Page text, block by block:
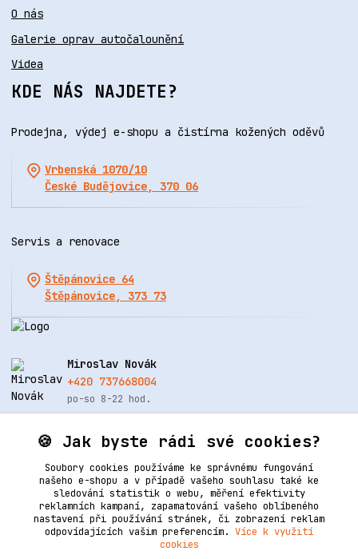
O nás
Galerie oprav autočalounění
Videa
KDE NÁS NAJDETE?
Prodejna, výdej e-shopu a čistírna kožených oděvů
Vrbenská 1070/10
České Budějovice, 370 06
Servis a renovace
Štěpánovice 64
Štěpánovice, 373 73
Miroslav Novák
+420 737668004
po-so 8-22 hod.
info@renovacekuze.cz
🍪 Jak byste rádi své cookies?
Soubory cookies používáme ke správnému fungování
našeho e-shopu a v případě vašeho souhlasu také ke
sledování statistik o webu, měření efektivity
reklamních kampaní, zapamatování vašeho oblíbeného
nastavení při používání stránek, či zobrazení reklam
odpovídajících vašim preferencím. Více k využití
cookies